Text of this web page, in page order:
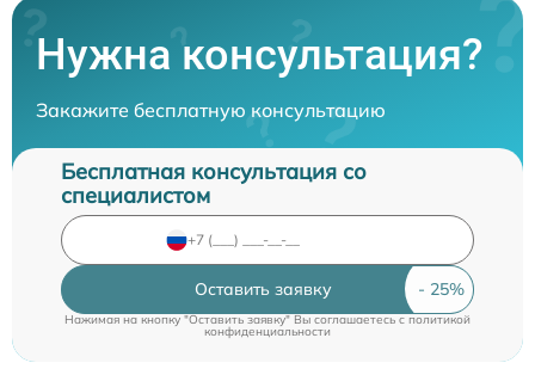
Нужна консультация?
Закажите бесплатную консультацию
Бесплатная консультация со
специалистом
Оставить заявку
Нажимая на кнопку "Оставить заявку" Вы соглашаетесь cполитикой
конфиденциальности